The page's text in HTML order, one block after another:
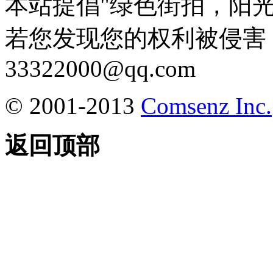
若您发现您的权利被侵
33322000@qq.com
© 2001-2013 Comsenz Inc.
返回顶部